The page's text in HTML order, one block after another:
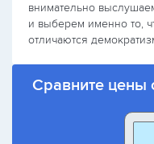
внимательно
и выберем именно то,
отличаются
Сравните цены